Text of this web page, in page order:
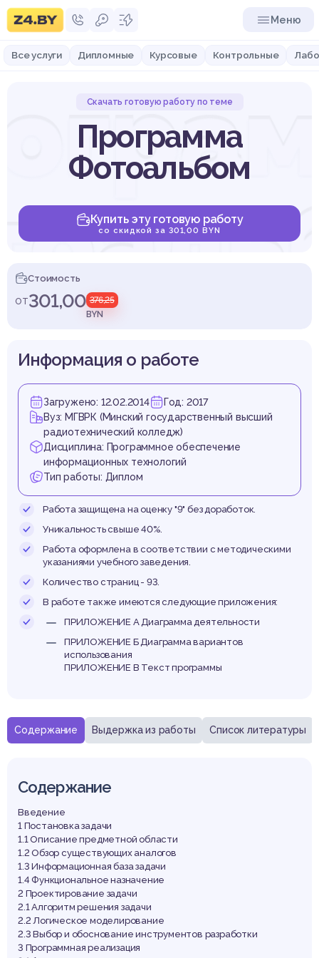
Меню
Все услуги Дипломные Курсовые Контрольные
Скачать готовую работу по теме
Программа
Фотоальбом
Купить эту готовую работу
со скидкой за 301,00 BYN
Стоимость
от301,00 376,25
BYN
Содержание Выдержка из работы Список литературы
Содержание
Введение
1 Постановка задачи
1.1 Описание предметной области
1.2 Обзор существующих аналогов
1.3 Информационная база задачи
1.4 Функциональное назначение
2 Проектирование задачи
2.1 Алгоритм решения задачи
2.2 Логическое моделирование
2.3 Выбор и обоснование инструментов разработки
3 Программная реализация
Информация о работе
Загружено: 12.02.2014
Год: 2017
Вуз: МГВРК (Минский государственный высший
радиотехнический колледж)
Дисциплина: Программное обеспечение
информационных технологий
Тип работы: Диплом
Работа защищена на оценку "9" без доработок.
Уникальность свыше 40%.
Работа оформлена в соответствии с методическими
указаниями учебного заведения.
Количество страниц - 93.
В работе также имеются следующие приложения:
ПРИЛОЖЕНИE А Диаграмма деятельности
ПРИЛОЖЕНИЕ Б Диаграмма вариантов
использования
ПРИЛОЖЕНИЕ В Текст программы